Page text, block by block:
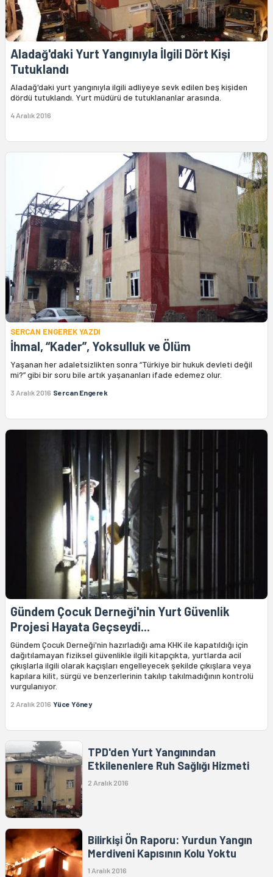
Aladağ'daki Yurt Yangınıyla İlgili Dört Kişi
Tutuklandı
Aladağ'daki yurt yangınıyla ilgili adliyeye sevk edilen beş kişiden
dördü tutuklandı. Yurt müdürü de tutuklananlar arasında.
4 Aralık 2016
SERCAN ENGEREK YAZDI
İhmal, “Kader”, Yoksulluk ve Ölüm
Yaşanan her adaletsizlikten sonra “Türkiye bir hukuk devleti değil
mi?” gibi bir soru bile artık yaşananları ifade edemez olur.
3 Aralık 2016 Sercan Engerek
Gündem Çocuk Derneği'nin Yurt Güvenlik
Projesi Hayata Geçseydi...
Gündem Çocuk Derneği'nin hazırladığı ama KHK ile kapatıldığı için
dağıtılamayan fiziksel güvenlikle ilgili kitapçıkta, yurtlarda acil
çıkışlarla ilgili olarak kaçışları engelleyecek şekilde çıkışlara veya
kapılara kilit, sürgü ve benzerlerinin takılıp takılmadığının kontrolü
vurgulanıyor.
2 Aralık 2016 Yüce Yöney
TPD'den Yurt Yangınından
Etkilenenlere Ruh Sağlığı Hizmeti
2 Aralık 2016
Bilirkişi Ön Raporu: Yurdun Yangın
Merdiveni Kapısının Kolu Yoktu
1 Aralık 2016